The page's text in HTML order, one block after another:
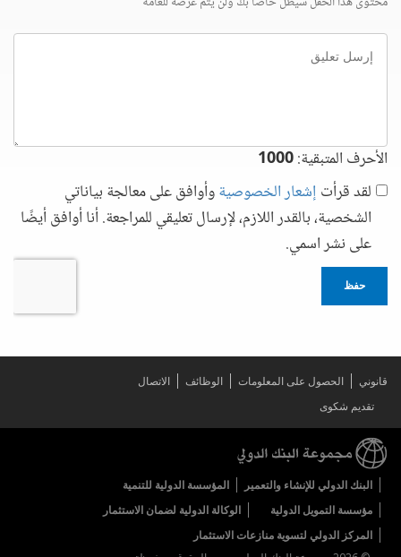
إرسل
تعليق
الأحرف المتبقية:1000
لقد قرأت إشعار الخصوصيةوأوافق على معالجة بياناتي
الشخصية، بالقدر اللازم، لإرسال تعليقي للمراجعة. أنا أوافق أيضًا
على نشر اسمي.
حفظ
قانوني الحصول على المعلومات الوظائف
الاتصال
تقديم شكوى
البنك الدولي للإنشاء والتعمير
المؤسسة الدولية للتنمية
مؤسسة التمويل الدولية
الوكالة الدولية لضمان الاستثمار
المركز الدولي لتسوية منازعات الاستثمار